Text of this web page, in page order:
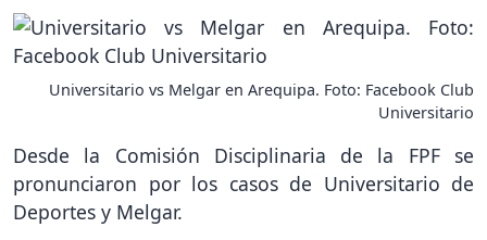
Universitario vs Melgar en Arequipa. Foto: Facebook Club
Universitario
Desde la Comisión Disciplinaria de la FPF se
pronunciaron por los casos de Universitario de
Deportes y Melgar.